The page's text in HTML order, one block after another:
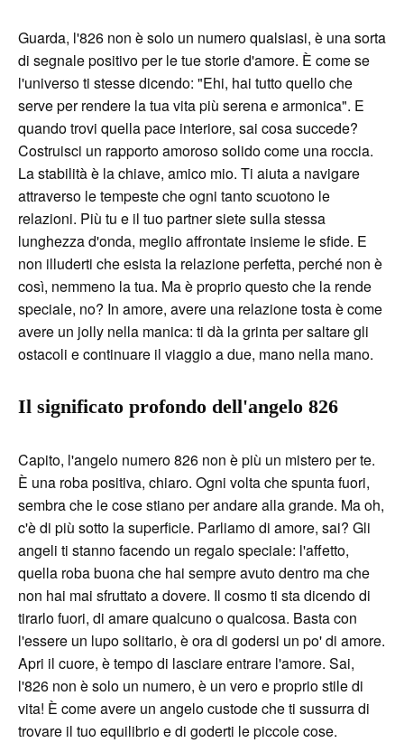
Guarda, l'826 non è solo un numero qualsiasi, è una sorta
di segnale positivo per le tue storie d'amore. È come se
l'universo ti stesse dicendo: "Ehi, hai tutto quello che
serve per rendere la tua vita più serena e armonica". E
quando trovi quella pace interiore, sai cosa succede?
Costruisci un rapporto amoroso solido come una roccia.
La stabilità è la chiave, amico mio. Ti aiuta a navigare
attraverso le tempeste che ogni tanto scuotono le
relazioni. Più tu e il tuo partner siete sulla stessa
lunghezza d'onda, meglio affrontate insieme le sfide. E
non illuderti che esista la relazione perfetta, perché non è
così, nemmeno la tua. Ma è proprio questo che la rende
speciale, no? In amore, avere una relazione tosta è come
avere un jolly nella manica: ti dà la grinta per saltare gli
ostacoli e continuare il viaggio a due, mano nella mano.
Il significato profondo dell'angelo 826
Capito, l'angelo numero 826 non è più un mistero per te.
È una roba positiva, chiaro. Ogni volta che spunta fuori,
sembra che le cose stiano per andare alla grande. Ma oh,
c'è di più sotto la superficie. Parliamo di amore, sai? Gli
angeli ti stanno facendo un regalo speciale: l'affetto,
quella roba buona che hai sempre avuto dentro ma che
non hai mai sfruttato a dovere. Il cosmo ti sta dicendo di
tirarlo fuori, di amare qualcuno o qualcosa. Basta con
l'essere un lupo solitario, è ora di godersi un po' di amore.
Apri il cuore, è tempo di lasciare entrare l'amore. Sai,
l'826 non è solo un numero, è un vero e proprio stile di
vita! È come avere un angelo custode che ti sussurra di
trovare il tuo equilibrio e di goderti le piccole cose.